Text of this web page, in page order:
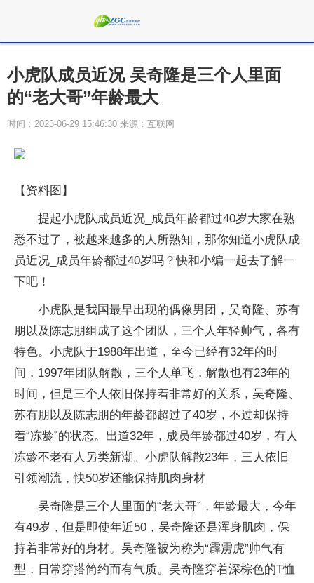
小虎队成员近况 吴奇隆是三个人里面
的“老大哥”年龄最大
时间：2023-06-29 15:46:30 来源：互联网
【资料图】
提起小虎队成员近况_成员年龄都过40岁大家在熟
悉不过了，被越来越多的人所熟知，那你知道小虎队成
员近况_成员年龄都过40岁吗？快和小编一起去了解一
下吧！
小虎队是我国最早出现的偶像男团，吴奇隆、苏有
朋以及陈志朋组成了这个团队，三个人年轻帅气，各有
特色。小虎队于1988年出道，至今已经有32年的时
间，1997年团队解散，三个人单飞，解散也有23年的
时间，但是三个人依旧保持着非常好的关系，吴奇隆、
苏有朋以及陈志朋的年龄都超过了40岁，不过却保持
着“冻龄”的状态。出道32年，成员年龄都过40岁，有人
冻龄不老有人另类新潮。小虎队解散23年，三人依旧
引领潮流，快50岁还能保持肌肉身材
吴奇隆是三个人里面的“老大哥”，年龄最大，今年
有49岁，但是即使年近50，吴奇隆还是浑身肌肉，保
持着非常好的身材。吴奇隆被为称为“霹雳虎”帅气有
型，日常穿搭简约而有气质。吴奇隆穿着深棕色的T恤